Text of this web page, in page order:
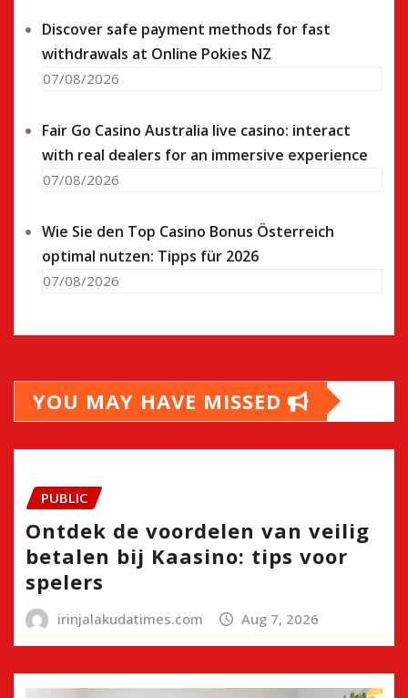
Discover safe payment methods for fast
withdrawals at Online Pokies NZ
07/08/2026
Fair Go Casino Australia live casino: interact
with real dealers for an immersive experience
07/08/2026
Wie Sie den Top Casino Bonus Österreich
optimal nutzen: Tipps für 2026
07/08/2026
YOU MAY HAVE MISSED
PUBLIC
Ontdek de voordelen van veilig
betalen bij Kaasino: tips voor
spelers
irinjalakudatimes.com Aug 7, 2026